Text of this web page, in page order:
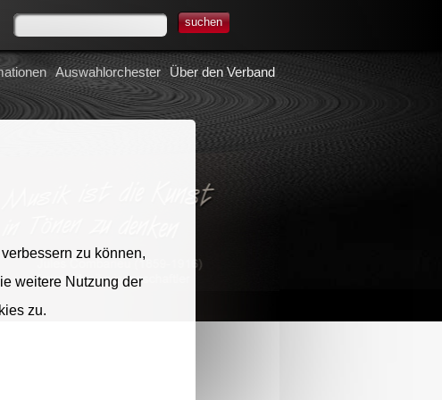
zu können,
weitere Nutzung der
zu.
suchen
Auswahlorchester Über den Verband